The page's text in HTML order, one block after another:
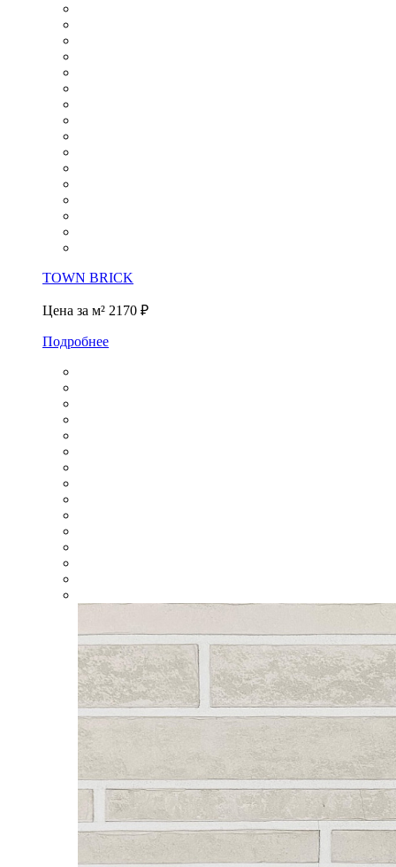
TOWN BRICK
Цена за м² 2170 ₽
Подробнее